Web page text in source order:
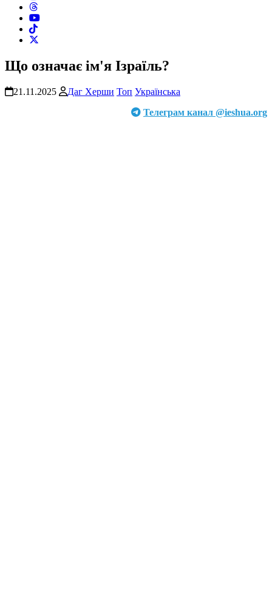
Що означає ім'я Ізраїль?
21.11.2025 Даг Херши Топ Українська
Телеграм канал @ieshua.org